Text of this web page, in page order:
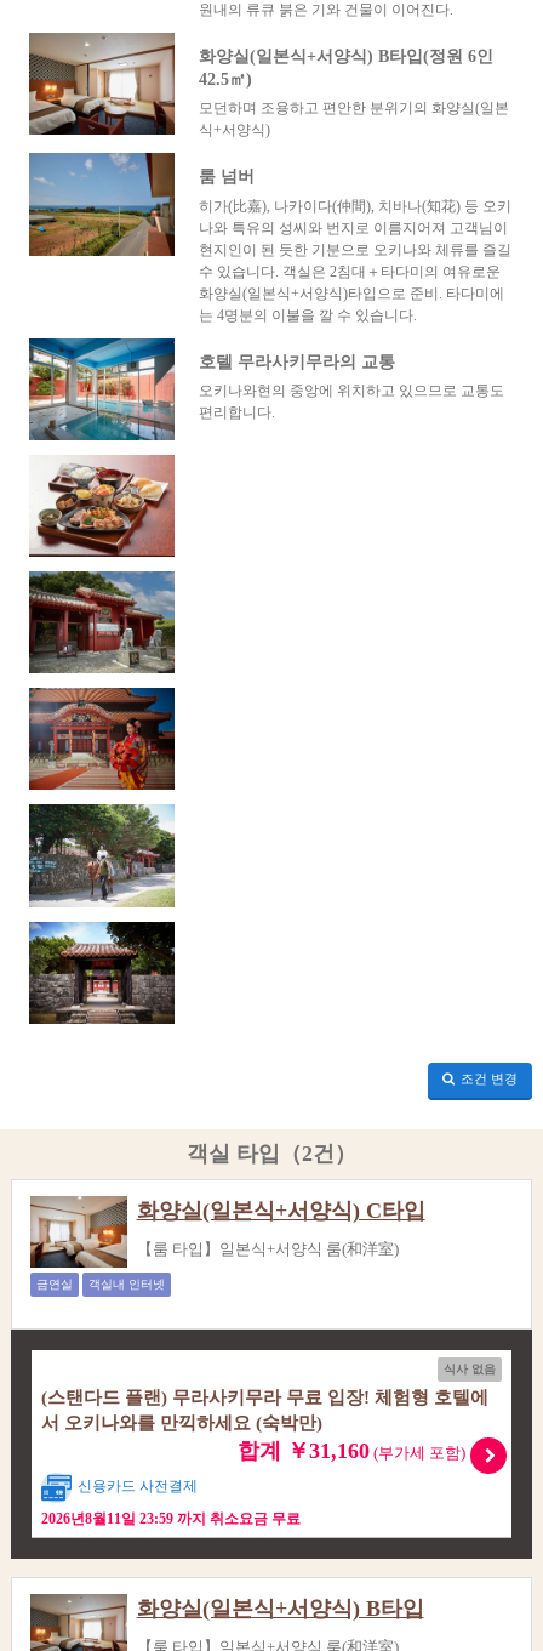
원내의 류큐 붉은 기와 건물이 이어진다.
화양실(일본식+서양식) B타입(정원 6인
42.5㎡)
모던하며 조용하고 편안한 분위기의 화양실(일본
식+서양식)
룸 넘버
히가(比嘉), 나카이다(仲間), 치바나(知花) 등 오키
나와 특유의 성씨와 번지로 이름지어져 고객님이
현지인이 된 듯한 기분으로 오키나와 체류를 즐길
수 있습니다. 객실은 2침대＋타다미의 여유로운
화양실(일본식+서양식)타입으로 준비. 타다미에
는 4명분의 이불을 깔 수 있습니다.
호텔 무라사키무라의 교통
오키나와현의 중앙에 위치하고 있으므로 교통도
편리합니다.
조건 변경
객실 타입（2건）
화양실(일본식+서양식) C타입
【룸 타입】일본식+서양식 룸(和洋室)
금연실 객실내 인터넷
식사 없음
(스탠다드 플랜) 무라사키무라 무료 입장! 체험형 호텔에
서 오키나와를 만끽하세요 (숙박만)
합계 ￥31,160(부가세 포함)
신용카드 사전결제
2026년8월11일 23:59 까지 취소요금 무료
화양실(일본식+서양식) B타입
【룸 타입】일본식+서양식 룸(和洋室)